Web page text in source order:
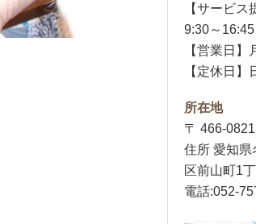
【サービス
9:30～16:45
【営業日】
【定休日】
所在地
〒 466-0821
住所 愛知県
区前山町1
電話:052-